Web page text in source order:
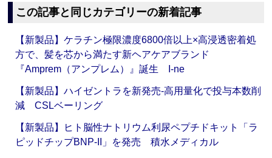
この記事と同じカテゴリーの新着記事
【新製品】ケラチン極限濃度6800倍以上×高浸透密着処
方で、髪を芯から満たす新ヘアケアブランド
『Amprem（アンプレム）』誕生 I-ne
【新製品】ハイゼントラを新発売‐高用量化で投与本数削
減 CSLベーリング
【新製品】ヒト脳性ナトリウム利尿ペプチドキット「ラ
ピッドチップBNP-II」を発売 積水メディカル